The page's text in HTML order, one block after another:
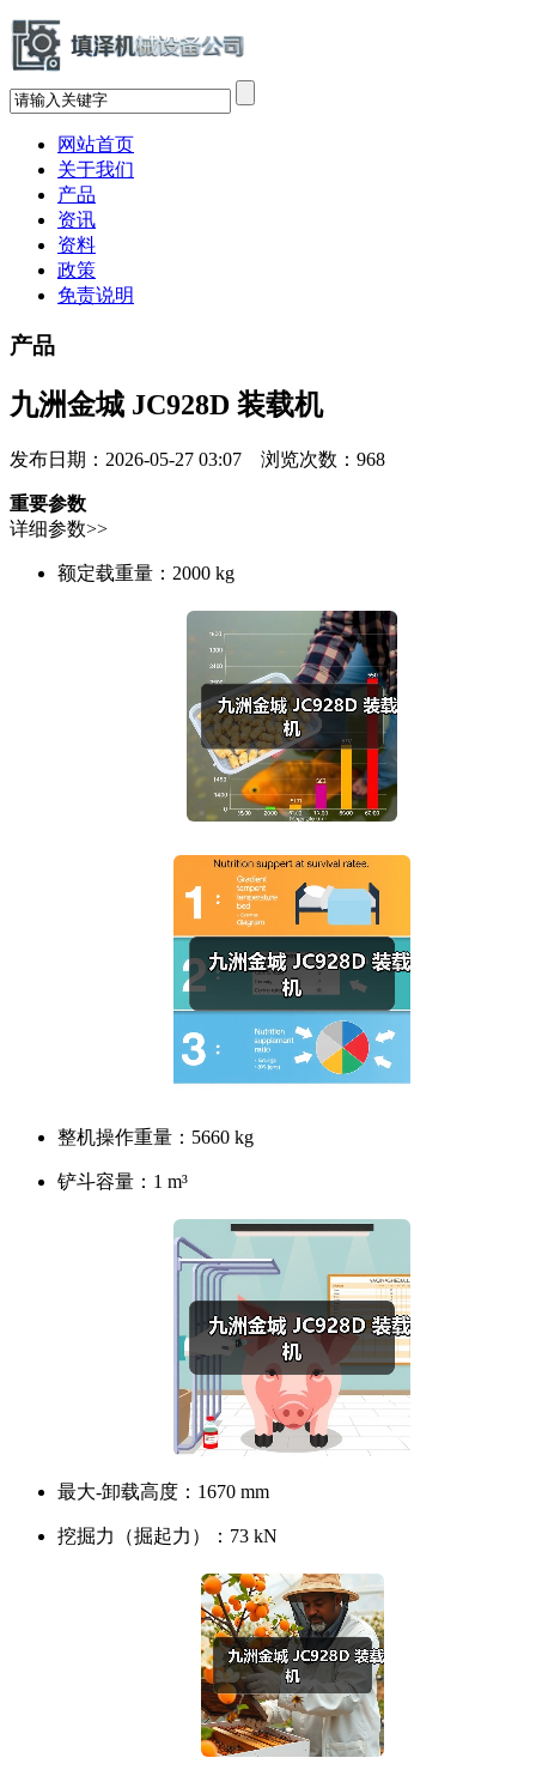
网站首页
关于我们
产品
资讯
资料
政策
免责说明
产品
九洲金城 JC928D 装载机
发布日期：2026-05-27 03:07 浏览次数： 968
重要参数
详细参数>>
额定载重量： 2000 kg
整机操作重量： 5660 kg
铲斗容量： 1 m³
最大-卸载高度： 1670 mm
挖掘力（掘起力）： 73 kN